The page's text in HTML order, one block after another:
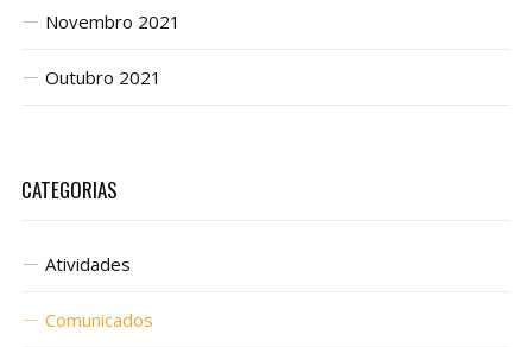
Novembro 2021
Outubro 2021
CATEGORIAS
Atividades
Comunicados